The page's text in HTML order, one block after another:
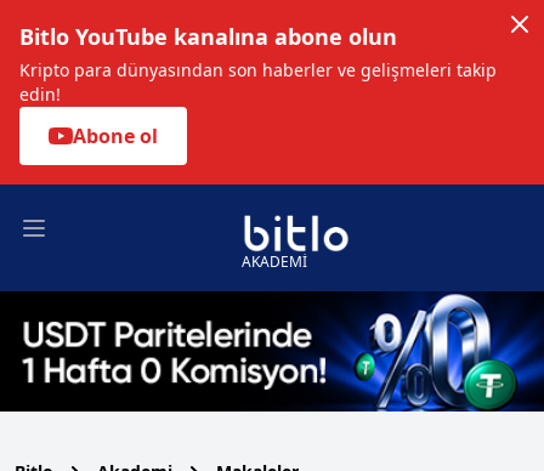
Bitlo YouTube kanalına abone olun
Kripto para dünyasından son haberler ve gelişmeleri takip
edin!
Abone ol
Open main menu
AKADEMİ